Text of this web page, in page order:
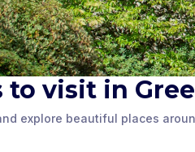
to visit in
explore beautiful places
Cathcart Square